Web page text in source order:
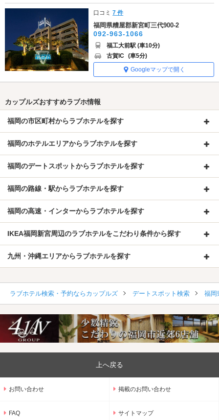
口コミ7 件
福岡県糟屋郡新宮町三代900-2
092-963-1066
福工大前駅 (車10分)
古賀IC (車5分)
Googleマップで開く
カップルズおすすめラブホ情報
福岡の市区町村からラブホテルを探す
福岡のホテルエリアからラブホテルを探す
福岡のデートスポットからラブホテルを探す
福岡の路線・駅からラブホテルを探す
福岡の高速・インターからラブホテルを探す
IKEA福岡新宮周辺のラブホテルをこだわり条件から探す
九州・沖縄エリアからラブホテルを探す
ラブホテル検索・予約ならカップルズ デートスポット検索 福岡
上へ戻る
お問い合わせ 掲載のお問い合わせ
FAQ サイトマップ